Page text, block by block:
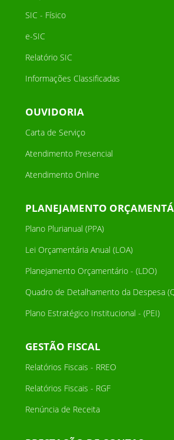
SIC - Físico
e-SIC
Relatório SIC
Informações Classificadas
OUVIDORIA
Carta de Serviço
Atendimento Presencial
Atendimento Online
PLANEJAMENTO
Plano Plurianual (PPA)
Lei Orçamentária Anual (LOA)
Planejamento Orçamentário - (LDO)
Quadro de Detalhamento da Despesa
Plano Estratégico Institucional - (PEI)
GESTÃO FISCAL
Relatórios Fiscais - RREO
Relatórios Fiscais - RGF
Renúncia de Receita